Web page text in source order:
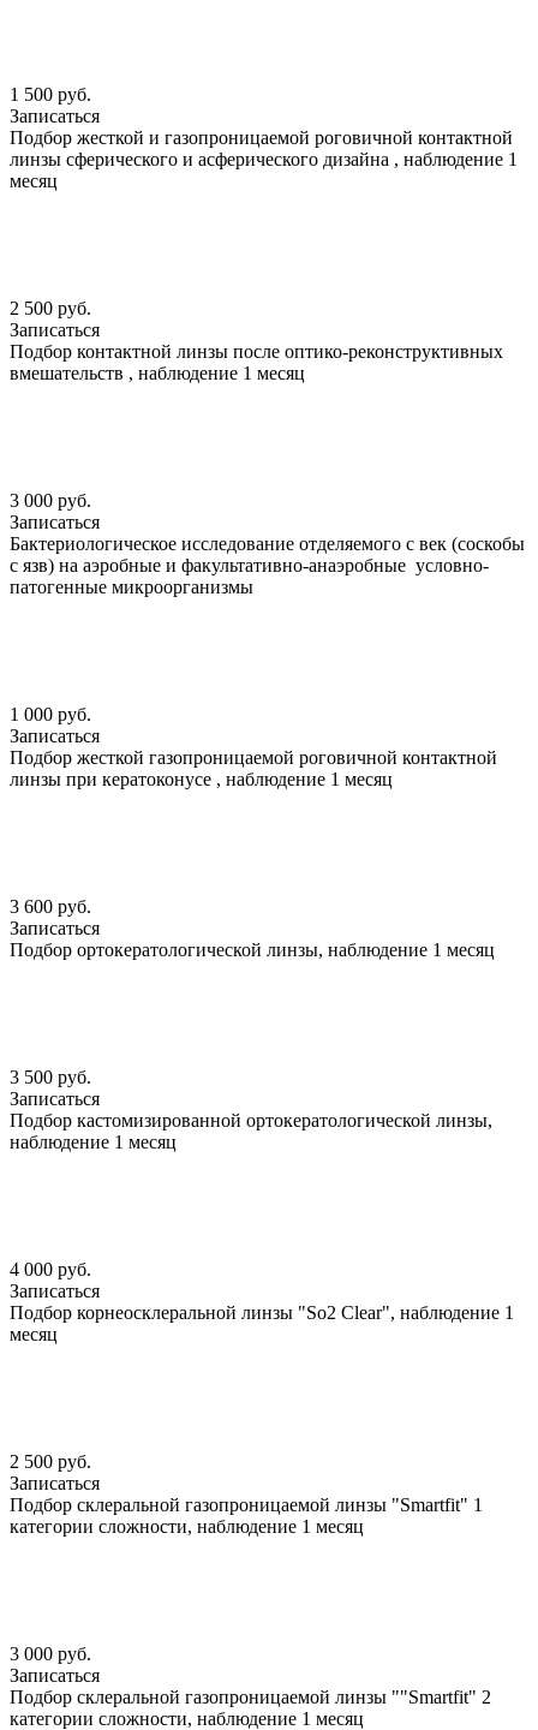
1 500 руб.
Записаться
Подбор жесткой и газопроницаемой роговичной контактной
линзы сферического и асферического дизайна , наблюдение 1
месяц
2 500 руб.
Записаться
Подбор контактной линзы после оптико-реконструктивных
вмешательств , наблюдение 1 месяц
3 000 руб.
Записаться
Бактериологическое исследование отделяемого с век (соскобы
с язв) на аэробные и факультативно-анаэробные условно-
патогенные микроорганизмы
1 000 руб.
Записаться
Подбор жесткой газопроницаемой роговичной контактной
линзы при кератоконусе , наблюдение 1 месяц
3 600 руб.
Записаться
Подбор ортокератологической линзы, наблюдение 1 месяц
3 500 руб.
Записаться
Подбор кастомизированной ортокератологической линзы,
наблюдение 1 месяц
4 000 руб.
Записаться
Подбор корнеосклеральной линзы "So2 Clear", наблюдение 1
месяц
2 500 руб.
Записаться
Подбор склеральной газопроницаемой линзы "Smartfit" 1
категории сложности, наблюдение 1 месяц
3 000 руб.
Записаться
Подбор склеральной газопроницаемой линзы ""Smartfit" 2
категории сложности, наблюдение 1 месяц